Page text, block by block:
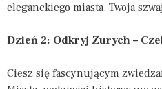
eleganckiego miasta. Twoja
Dzień 2: Odkryj Zurych –
Ciesz się fascynującym